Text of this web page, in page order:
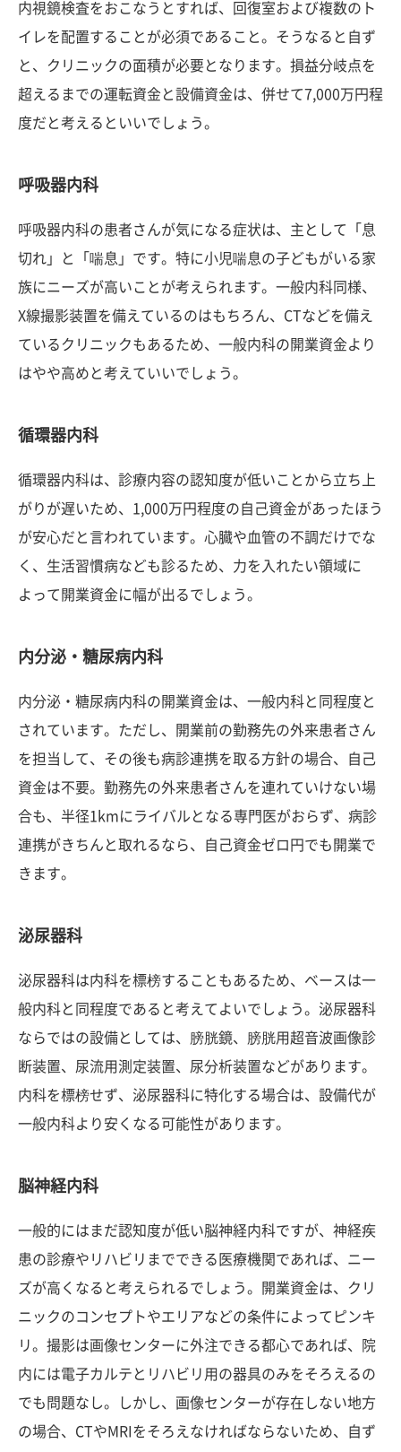
内視鏡検査をおこなうとすれば、回復室および複数のト
イレを配置することが必須であること。そうなると自ず
と、クリニックの面積が必要となります。損益分岐点を
超えるまでの運転資金と設備資金は、併せて7,000万円程
度だと考えるといいでしょう。
呼吸器内科
呼吸器内科の患者さんが気になる症状は、主として「息
切れ」と「喘息」です。特に小児喘息の子どもがいる家
族にニーズが高いことが考えられます。一般内科同様、
X線撮影装置を備えているのはもちろん、CTなどを備え
ているクリニックもあるため、一般内科の開業資金より
はやや高めと考えていいでしょう。
循環器内科
循環器内科は、診療内容の認知度が低いことから立ち上
がりが遅いため、1,000万円程度の自己資金があったほう
が安心だと言われています。心臓や血管の不調だけでな
く、生活習慣病なども診るため、力を入れたい領域に
よって開業資金に幅が出るでしょう。
内分泌・糖尿病内科
内分泌・糖尿病内科の開業資金は、一般内科と同程度と
されています。ただし、開業前の勤務先の外来患者さん
を担当して、その後も病診連携を取る方針の場合、自己
資金は不要。勤務先の外来患者さんを連れていけない場
合も、半径1kmにライバルとなる専門医がおらず、病診
連携がきちんと取れるなら、自己資金ゼロ円でも開業で
きます。
泌尿器科
泌尿器科は内科を標榜することもあるため、ベースは一
般内科と同程度であると考えてよいでしょう。泌尿器科
ならではの設備としては、膀胱鏡、膀胱用超音波画像診
断装置、尿流用測定装置、尿分析装置などがあります。
内科を標榜せず、泌尿器科に特化する場合は、設備代が
一般内科より安くなる可能性があります。
脳神経内科
一般的にはまだ認知度が低い脳神経内科ですが、神経疾
患の診療やリハビリまでできる医療機関であれば、ニー
ズが高くなると考えられるでしょう。開業資金は、クリ
ニックのコンセプトやエリアなどの条件によってピンキ
リ。撮影は画像センターに外注できる都心であれば、院
内には電子カルテとリハビリ用の器具のみをそろえるの
でも問題なし。しかし、画像センターが存在しない地方
の場合、CTやMRIをそろえなければならないため、自ず